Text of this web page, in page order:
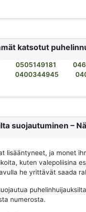
katsotut
0505149181
0400344945
suojautuminen –
lisääntyneet, ja monet
kuten valepoliisina
he yrittävät saada
numerosta.